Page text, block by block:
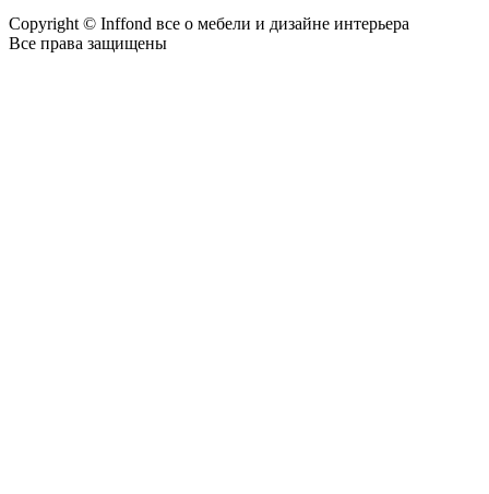
Copyright © Inffond все о мебели и дизайне интерьера
Все права защищены